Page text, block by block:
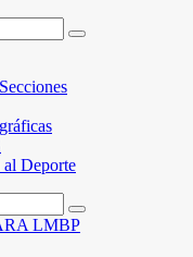
Deporte
LMBP